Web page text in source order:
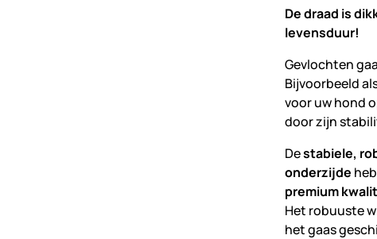
De draad is
levensduur!
Gevlochten
Bijvoorbeeld
voor uw hond
door zijn
Destabiele,
onderzijde
premium
Het robuuste
het gaas